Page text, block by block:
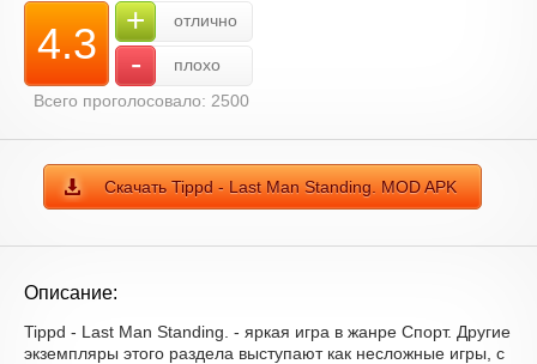
4.3 + отлично
-
плохо
Всего проголосовало: 2500
Скачать Tippd - Last Man Standing. MOD APK
Описание:
Tippd - Last Man Standing. - яркая игра в жанре Спорт. Другие
экземпляры этого раздела выступают как несложные игры, с